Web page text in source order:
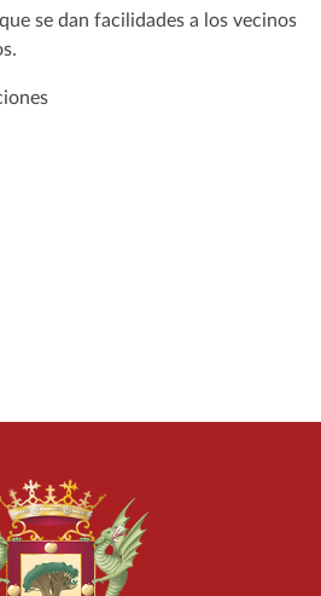
se dan facilidades a los vecinos